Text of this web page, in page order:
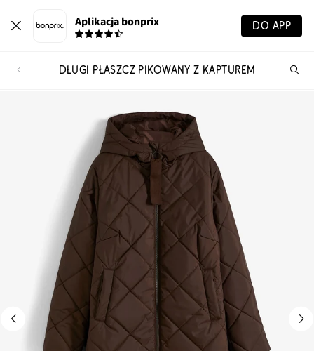
Aplikacja bonprix DO APP
DŁUGI PŁASZCZ PIKOWANY Z KAPTUREM